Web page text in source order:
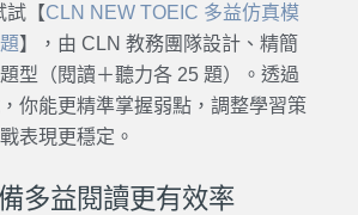
試【CLN NEW TOEIC 多益仿真模
】，由 CLN 教務團隊設計、精簡
型（閱讀＋聽力各 25 題）。透過
你能更精準掌握弱點，調整學習策
表現更穩定。
多益閱讀更有效率